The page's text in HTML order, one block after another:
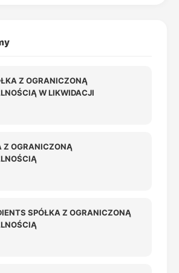
Z OGRANICZONĄ
W LIKWIDACJI
Z OGRANICZONĄ
SPÓŁKA Z OGRANICZONĄ